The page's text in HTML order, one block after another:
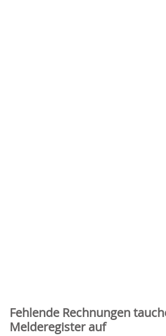
Fehlende Rechnungen
Melderegister auf